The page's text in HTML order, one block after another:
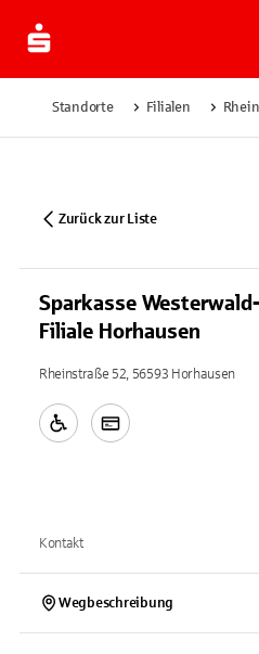
Standorte Filialen
Zurück zur Liste
Sparkasse
Filiale Horhausen
Rheinstraße 52, 56593 Horhausen
Kontakt
Wegbeschreibung